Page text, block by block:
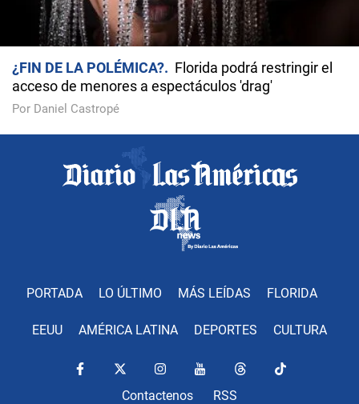
¿FIN DE LA POLÉMICA?
Florida podrá restringir el
acceso de menores a espectáculos 'drag'
Por Daniel Castropé
PORTADA LO ÚLTIMO MÁS LEÍDAS FLORIDA
EEUU AMÉRICA LATINA DEPORTES CULTURA
Contactenos RSS